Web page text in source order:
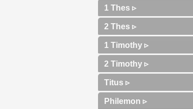
1 Thes ▹
2 Thes ▹
1 Timothy ▹
2 Timothy ▹
Titus ▹
Philemon ▹